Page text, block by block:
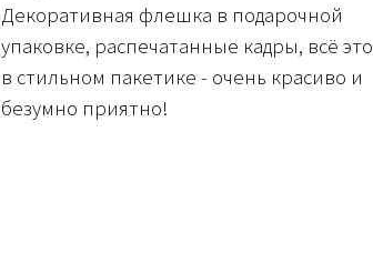
Декоративная флешка в подарочной
упаковке, распечатанные кадры, всё это
в стильном пакетике - очень красиво и
безумно приятно!